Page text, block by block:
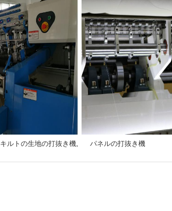
キルトの生地の打抜き機 パネルの打抜き機